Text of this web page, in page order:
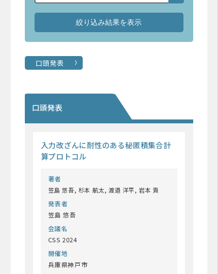
口頭発表
口頭発表
入力改ざんに耐性のある秘匿積集合計
算プロトコル
著者
笠島 悠吾, 杉本 航太, 渡邉 洋平, 岩本 貢
発表者
笠島 悠吾
会議名
CSS 2024
開催地
兵庫県神戸市